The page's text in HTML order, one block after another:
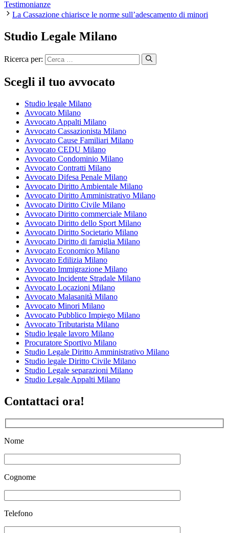
Testimonianze
La Cassazione chiarisce le norme sull’adescamento di minori
Studio Legale Milano
Ricerca per:
Scegli il tuo avvocato
Studio legale Milano
Avvocato Milano
Avvocato Appalti Milano
Avvocato Cassazionista Milano
Avvocato Cause Familiari Milano
Avvocato CEDU Milano
Avvocato Condominio Milano
Avvocato Contratti Milano
Avvocato Difesa Penale Milano
Avvocato Diritto Ambientale Milano
Avvocato Diritto Amministrativo Milano
Avvocato Diritto Civile Milano
Avvocato Diritto commerciale Milano
Avvocato Diritto dello Sport Milano
Avvocato Diritto Societario Milano
Avvocato Diritto di famiglia Milano
Avvocato Economico Milano
Avvocato Edilizia Milano
Avvocato Immigrazione Milano
Avvocato Incidente Stradale Milano
Avvocato Locazioni Milano
Avvocato Malasanità Milano
Avvocato Minori Milano
Avvocato Pubblico Impiego Milano
Avvocato Tributarista Milano
Studio legale lavoro Milano
Procuratore Sportivo Milano
Studio Legale Diritto Amministrativo Milano
Studio legale Diritto Civile Milano
Studio Legale separazioni Milano
Studio Legale Appalti Milano
Contattaci ora!
Nome
Cognome
Telefono